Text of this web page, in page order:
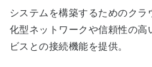
システムを構築するためのク
化型ネットワークや信頼性の高
ビスとの接続機能を提供。